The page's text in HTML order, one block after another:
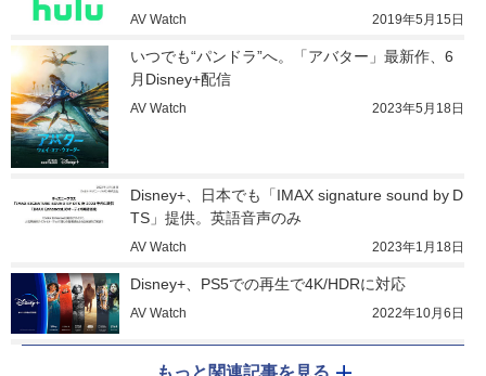
AV Watch 2019年5月15日
いつでも“パンドラ”へ。「アバター」最新作、6
月Disney+配信
AV Watch 2023年5月18日
Disney+、日本でも「IMAX signature sound by D
TS」提供。英語音声のみ
AV Watch 2023年1月18日
Disney+、PS5での再生で4K/HDRに対応
AV Watch 2022年10月6日
もっと関連記事を見る